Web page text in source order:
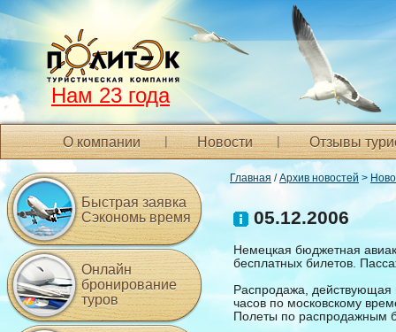
Нам 23 года
О компании Новости Отзывы
Главная /Архив новостей >
05.12.2006
Немецкая бюджетная
бесплатных билетов.
Распродажа, действующая
часов по московскому
Полеты по распродажным
Быстрая заявка
Сэкономь время
Онлайн
бронирование
туров